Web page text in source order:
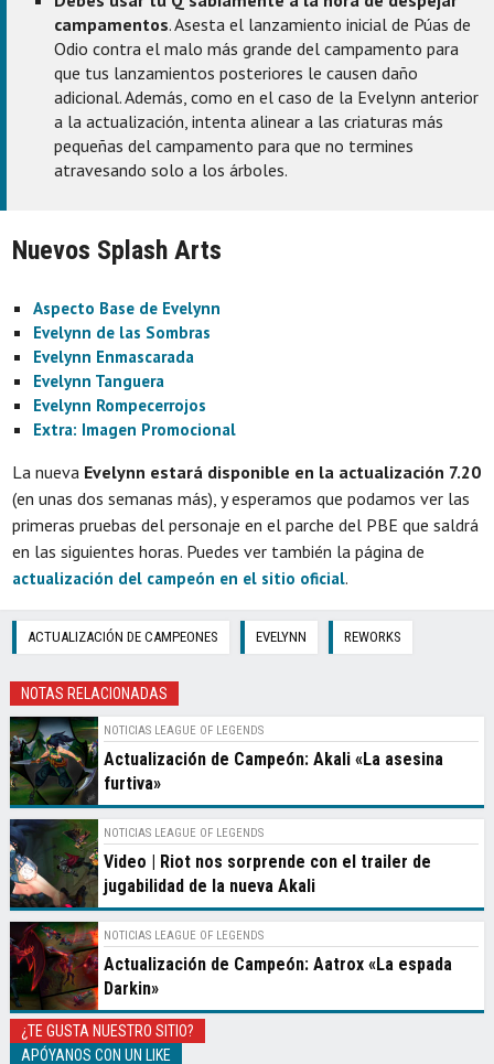
campamentos. Asesta el lanzamiento inicial de Púas de
Odio contra el malo más grande del campamento para
que tus lanzamientos posteriores le causen daño
adicional. Además, como en el caso de la Evelynn anterior
a la actualización, intenta alinear a las criaturas más
pequeñas del campamento para que no termines
atravesando solo a los árboles.
Nuevos Splash Arts
Aspecto Base de Evelynn
Evelynn de las Sombras
Evelynn Enmascarada
Evelynn Tanguera
Evelynn Rompecerrojos
Extra: Imagen Promocional
La nueva Evelynn estará disponible en la actualización 7.20
(en unas dos semanas más), y esperamos que podamos ver las
primeras pruebas del personaje en el parche del PBE que saldrá
en las siguientes horas. Puedes ver también la página de
actualización del campeón en el sitio oficial.
ACTUALIZACIÓN DE CAMPEONES EVELYNN REWORKS
NOTAS RELACIONADAS
NOTICIAS LEAGUE OF LEGENDS
Actualización de Campeón: Akali «La asesina
furtiva»
NOTICIAS LEAGUE OF LEGENDS
Video | Riot nos sorprende con el trailer de
jugabilidad de la nueva Akali
NOTICIAS LEAGUE OF LEGENDS
Actualización de Campeón: Aatrox «La espada
Darkin»
¿TE GUSTA NUESTRO SITIO?
APÓYANOS CON UN LIKE